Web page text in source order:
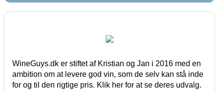
WineGuys.dk er stiftet af Kristian og Jan i 2016 med en
ambition om at levere god vin, som de selv kan stå inde
for og til den rigtige pris. Klik her for at se deres udvalg.